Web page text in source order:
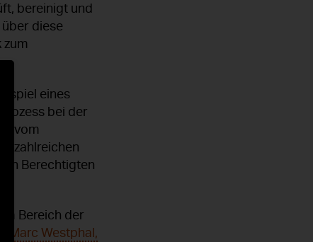
bereinigt und
diese
eines
bei der
vom
zahlreichen
Berechtigten
Bereich der
Marc Westphal,